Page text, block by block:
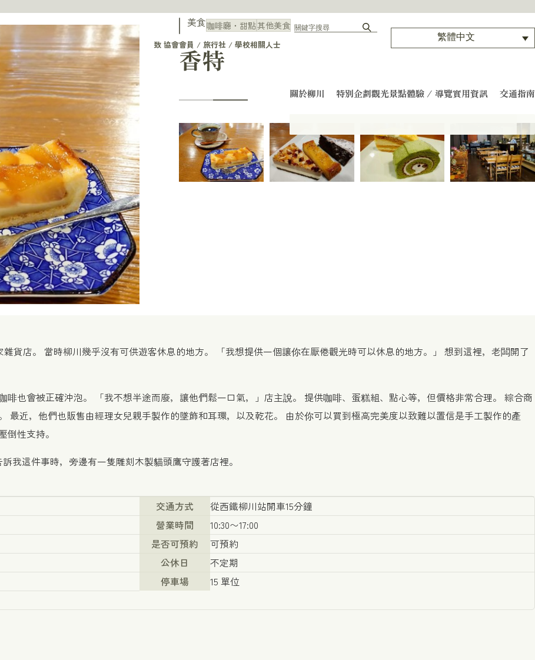
關於柳川 特別企劃觀光景點體驗 / 導覽實用資訊 交通指南
致 協會會員 / 旅行社 / 學校相關人士
繁體中文
香特
美食咖啡廳・甜點其他美食
貨店。 當時柳川幾乎沒有可供遊客休息的地方。 「我想提供一個讓你在厭倦觀光時可以休息的地方。」 想到這裡，老闆開了
也會被正確沖泡。 「我不想半途而廢，讓他們鬆一口氣，」店主說。 提供咖啡、蛋糕組、點心等，但價格非常合理。 綜合商
最近，他們也販售由經理女兒親手製作的墜飾和耳環，以及乾花。 由於你可以買到極高完美度以致難以置信是手工製作的產
性支持。
我這件事時，旁邊有一隻雕刻木製貓頭鷹守護著店裡。
交通方式
從西鐵柳川站開車15分鐘
營業時間
10:30〜17:00
是否可預約
可預約
公休日
不定期
停車場
15 單位